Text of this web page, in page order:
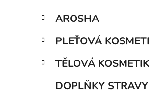
AROSHA
PLEŤOVÁ
TĚLOVÁ
DOPLŇKY STRAVY